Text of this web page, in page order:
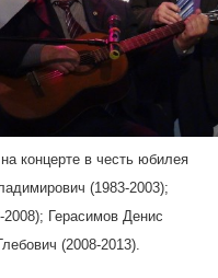
концерте в честь юбилея
(1983-2003);
Герасимов Денис
(2008-2013).